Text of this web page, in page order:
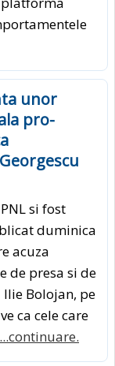
unor
pro-
si fost
duminica
acuza
de presa si de
Bolojan, pe
ca cele care
...continuare.